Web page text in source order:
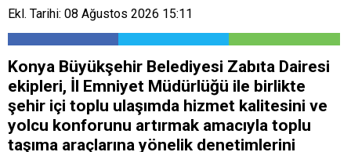
Ekl. Tarihi: 08 Ağustos 2026 15:11
Konya Büyükşehir Belediyesi Zabıta Dairesi
ekipleri, İl Emniyet Müdürlüğü ile birlikte
şehir içi toplu ulaşımda hizmet kalitesini ve
yolcu konforunu artırmak amacıyla toplu
taşıma araçlarına yönelik denetimlerini